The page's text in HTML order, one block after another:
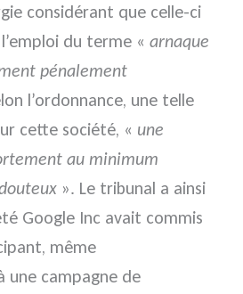
considérant que celle-ci
du terme « arnaque
pénalement
l’ordonnance, une telle
cette société, « une
au minimum
». Le tribunal a ainsi
Google Inc avait commis
même
une campagne de